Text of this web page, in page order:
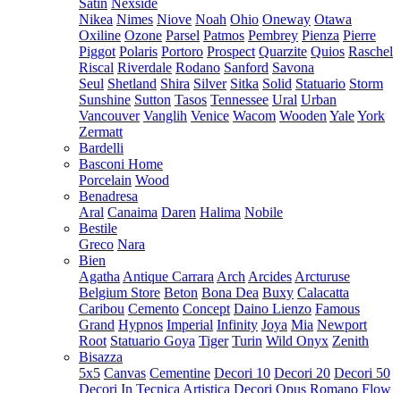
Satin Nexside
Nikea Nimes Niove Noah Ohio Oneway Otawa
Oxiline Ozone Parsel Patmos Pembrey Pienza Pierre
Piggot Polaris Portoro Prospect Quarzite Quios Raschel
Riscal Riverdale Rodano Sanford Savona
Seul Shetland Shira Silver Sitka Solid Statuario Storm
Sunshine Sutton Tasos Tennessee Ural Urban
Vancouver Vanglih Venice Wacom Wooden YaleYork
Zermatt
Bardelli
Basconi Home
Porcelain Wood
Benadresa
Aral Canaima Daren Halima Nobile
Bestile
Greco Nara
Bien
Agatha Antique Carrara Arch Arcides Arcturuse
Belgium Store Beton Bona Dea Buxy Calacatta
Caribou Cemento Concept Daino Lienzo Famous
Grand Hypnos Imperial Infinity Joya Mia Newport
Root Statuario Goya Tiger Turin Wild Onyx Zenith
Bisazza
5x5 Canvas Cementine Decori 10 Decori 20 Decori 50
Decori In Tecnica Artistica Decori Opus Romano Flow